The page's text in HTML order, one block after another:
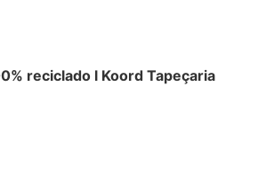
reciclado l Koord Tapeçaria